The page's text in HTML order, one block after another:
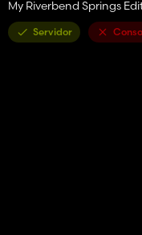
My Riverbend Springs
Servidor